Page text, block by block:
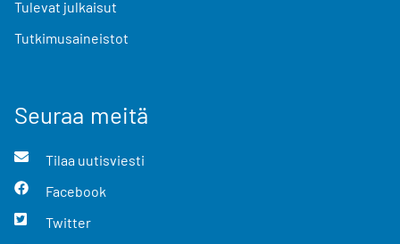
Tulevat julkaisut
Tutkimusaineistot
Seuraa meitä
Tilaa uutisviesti
Facebook
Twitter